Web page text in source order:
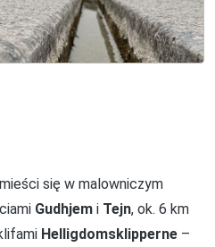
się w malowniczym
Gudhjem i Tejn, ok. 6 km
Helligdomsklipperne –